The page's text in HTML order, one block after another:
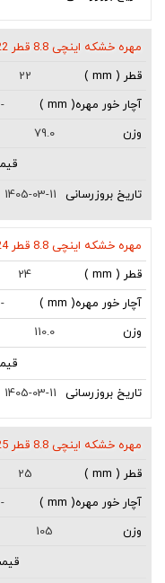
مهره خشکه اینچی 8.8 قطر 22 میلیمتر M22
22
-
79.0
1405-03-11
مهره خشکه اینچی 8.8 قطر 24 میلیمتر M24
24
-
110.0
1405-03-11
مهره خشکه اینچی 8.8 قطر 25 میلیمتر M25
25
-
105